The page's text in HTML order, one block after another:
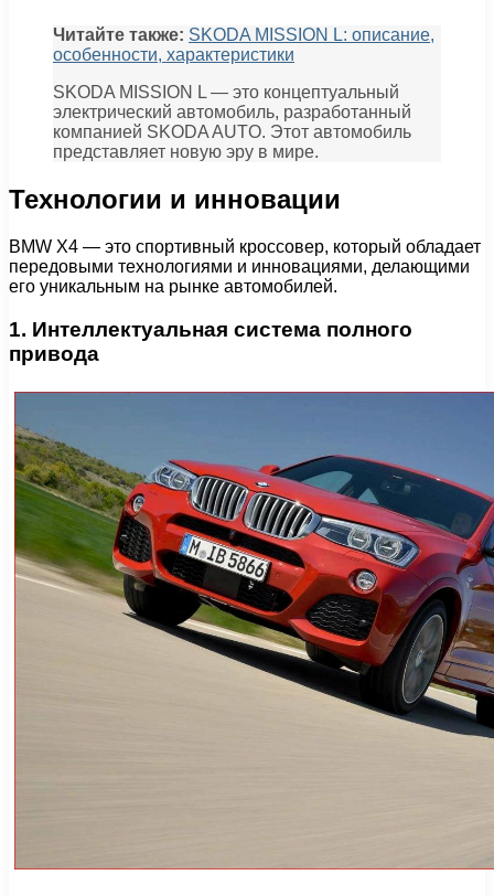
Читайте также: SKODA MISSION L: описание,
особенности, характеристики
SKODA MISSION L — это концептуальный
электрический автомобиль, разработанный
компанией SKODA AUTO. Этот автомобиль
представляет новую эру в мире.
Технологии и инновации
BMW X4 — это спортивный кроссовер, который обладает
передовыми технологиями и инновациями, делающими
его уникальным на рынке автомобилей.
1. Интеллектуальная система полного
привода